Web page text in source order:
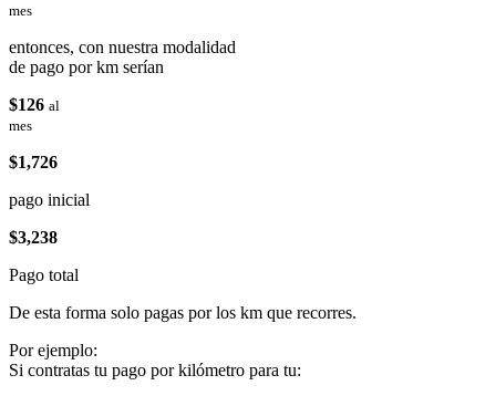
mes
entonces, con nuestra modalidad
de pago por km serían
$126 al
mes
$1,726
pago inicial
$3,238
Pago total
De esta forma solo pagas por los km que recorres.
Por ejemplo:
Si contratas tu pago por kilómetro para tu: